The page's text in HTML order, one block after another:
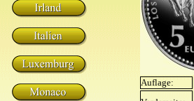
Auflage: